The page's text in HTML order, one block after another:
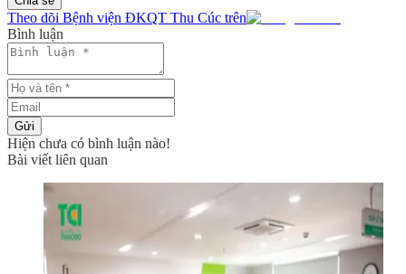
Theo dõi Bệnh viện ĐKQT Thu Cúc trên
Bình luận
Gửi
Hiện chưa có bình luận nào!
Bài viết liên quan